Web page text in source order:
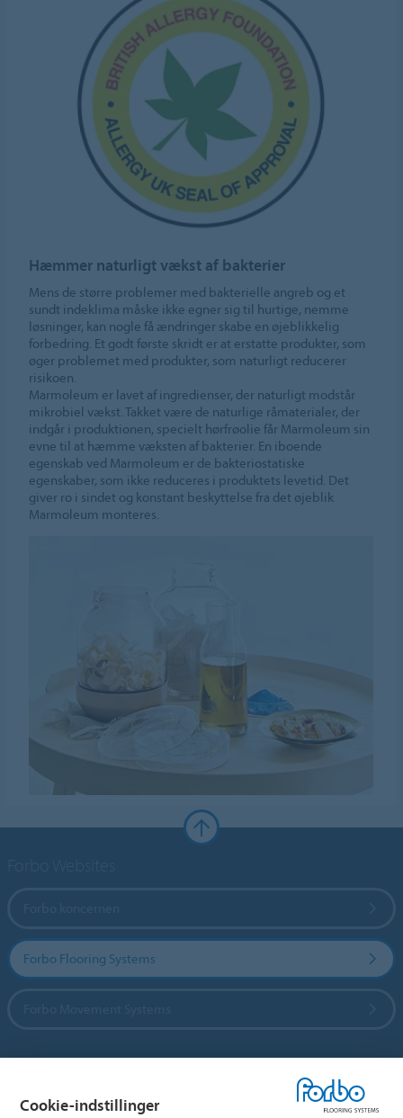
Hæmmer naturligt vækst af bakterier
Mens de større problemer med bakterielle angreb og et
sundt indeklima måske ikke egner sig til hurtige, nemme
løsninger, kan nogle få ændringer skabe en øjeblikkelig
forbedring. Et godt første skridt er at erstatte produkter, som
øger problemet med produkter, som naturligt reducerer
risikoen.
Marmoleum er lavet af ingredienser, der naturligt modstår
mikrobiel vækst. Takket være de naturlige råmaterialer, der
indgår i produktionen, specielt hørfrøolie får Marmoleum sin
evne til at hæmme væksten af bakterier. En iboende
egenskab ved Marmoleum er de bakteriostatiske
egenskaber, som ikke reduceres i produktets levetid. Det
giver ro i sindet og konstant beskyttelse fra det øjeblik
Marmoleum monteres.
Forbo Flooring Systems
Cookie-indstillinger